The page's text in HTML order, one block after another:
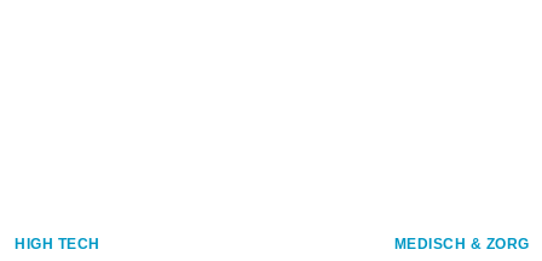
HIGH TECH MEDISCH & ZORG